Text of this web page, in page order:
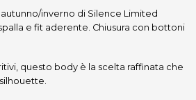
€29,00.inverno di Silence Limited
e fit aderente. Chiusura con bottoni
questo body è la scelta raffinata che